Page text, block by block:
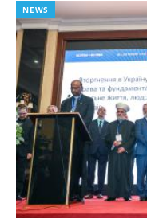
NEWS